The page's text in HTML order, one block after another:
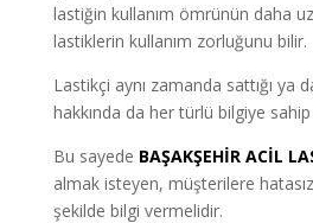
lastiğin kullanım ömrünün daha
lastiklerin kullanım zorluğunu bilir.
Lastikçi aynı zamanda sattığı ya
hakkında da her türlü bilgiye sahip
Bu sayede BAŞAKŞEHİR ACİL
almak isteyen, müşterilere
şekilde bilgi vermelidir.